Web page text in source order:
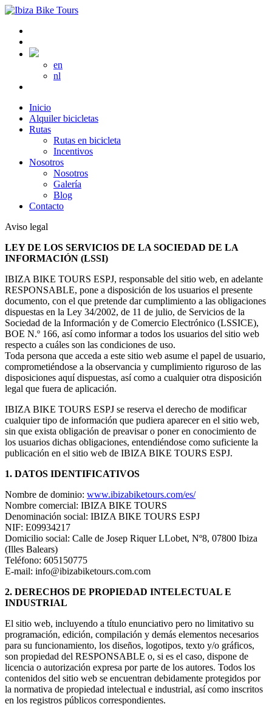
en
nl
Inicio
Alquiler bicicletas
Rutas
Rutas en bicicleta
Incentivos
Nosotros
Nosotros
Galería
Blog
Contacto
Aviso legal
LEY DE LOS SERVICIOS DE LA SOCIEDAD DE LA
INFORMACIÓN (LSSI)
IBIZA BIKE TOURS ESPJ, responsable del sitio web, en adelante
RESPONSABLE, pone a disposición de los usuarios el presente
documento, con el que pretende dar cumplimiento a las obligaciones
dispuestas en la Ley 34/2002, de 11 de julio, de Servicios de la
Sociedad de la Información y de Comercio Electrónico (LSSICE),
BOE N.º 166, así como informar a todos los usuarios del sitio web
respecto a cuáles son las condiciones de uso.
Toda persona que acceda a este sitio web asume el papel de usuario,
comprometiéndose a la observancia y cumplimiento riguroso de las
disposiciones aquí dispuestas, así como a cualquier otra disposición
legal que fuera de aplicación.
IBIZA BIKE TOURS ESPJ se reserva el derecho de modificar
cualquier tipo de información que pudiera aparecer en el sitio web,
sin que exista obligación de preavisar o poner en conocimiento de
los usuarios dichas obligaciones, entendiéndose como suficiente la
publicación en el sitio web de IBIZA BIKE TOURS ESPJ.
1. DATOS IDENTIFICATIVOS
Nombre de dominio: www.ibizabiketours.com/es/
Nombre comercial: IBIZA BIKE TOURS
Denominación social: IBIZA BIKE TOURS ESPJ
NIF: E09934217
Domicilio social: Calle de Josep Riquer LLobet, Nº8, 07800 Ibiza
(Illes Balears)
Teléfono: 605150775
E-mail: info@ibizabiketours.com.com
2. DERECHOS DE PROPIEDAD INTELECTUAL E
INDUSTRIAL
El sitio web, incluyendo a título enunciativo pero no limitativo su
programación, edición, compilación y demás elementos necesarios
para su funcionamiento, los diseños, logotipos, texto y/o gráficos,
son propiedad del RESPONSABLE o, si es el caso, dispone de
licencia o autorización expresa por parte de los autores. Todos los
contenidos del sitio web se encuentran debidamente protegidos por
la normativa de propiedad intelectual e industrial, así como inscritos
en los registros públicos correspondientes.